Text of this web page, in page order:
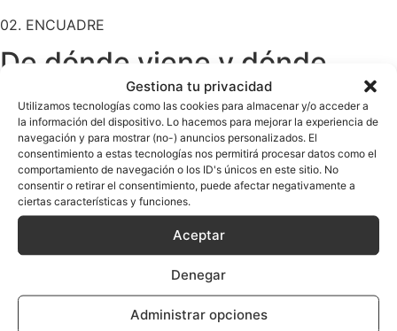
Gestiona tu privacidad
Utilizamos tecnologías como las cookies para almacenar y/o acceder a
la información del dispositivo. Lo hacemos para mejorar la experiencia de
navegación y para mostrar (no-) anuncios personalizados. El
consentimiento a estas tecnologías nos permitirá procesar datos como el
comportamiento de navegación o los ID's únicos en este sitio. No
consentir o retirar el consentimiento, puede afectar negativamente a
ciertas características y funciones.
Aceptar
Denegar
Administrar opciones
02. ENCUADRE
De dónde viene y dónde
El término «creator economy» se populariza alrededor de
2020-2021 con el auge de Substack, Patreon, OnlyFans,
YouTube como negocio principal y la generalización de
cursos online masivos. La narrativa dominante en esos
años puso el foco en el creador individual de contenido —
alguien que monta una audiencia desde cero y la convierte
Esa narrativa tiene un problema: encaja con un tipo de